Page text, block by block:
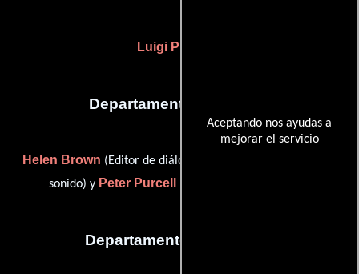
Aceptando nos ayudas a
mejorar el servicio
Luigi Pittorino
Departamento de sonido
Helen Brown (Editor de diálogo),
sonido) y Peter Purcell
Departamento de editorial